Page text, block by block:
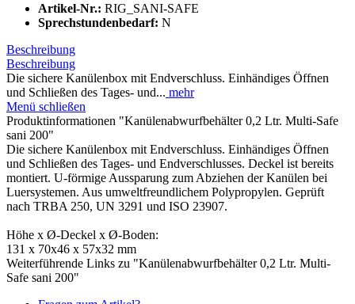
Artikel-Nr.: RIG_SANI-SAFE
Sprechstundenbedarf: N
Beschreibung
Beschreibung
Die sichere Kanülenbox mit Endverschluss. Einhändiges Öffnen
und Schließen des Tages- und... mehr
Menü schließen
Produktinformationen "Kanülenabwurfbehälter 0,2 Ltr. Multi-Safe
sani 200"
Die sichere Kanülenbox mit Endverschluss. Einhändiges Öffnen
und Schließen des Tages- und Endverschlusses. Deckel ist bereits
montiert. U-förmige Aussparung zum Abziehen der Kanülen bei
Luersystemen. Aus umweltfreundlichem Polypropylen. Geprüft
nach TRBA 250, UN 3291 und ISO 23907.
Höhe x Ø-Deckel x Ø-Boden:
131 x 70x46 x 57x32 mm
Weiterführende Links zu "Kanülenabwurfbehälter 0,2 Ltr. Multi-
Safe sani 200"